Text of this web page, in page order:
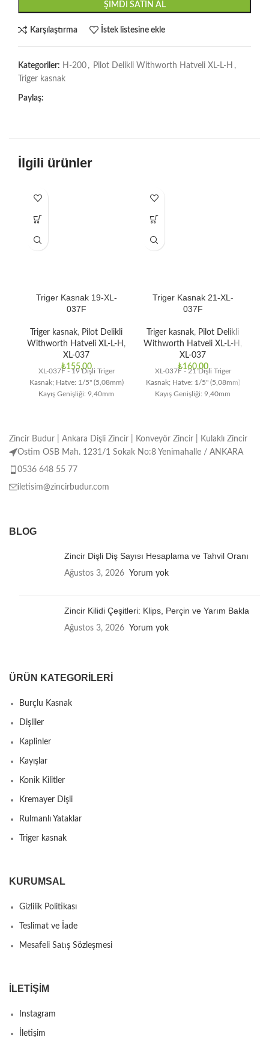
ŞIMDI SATIN AL
Karşılaştırma İstek listesine ekle
Kategoriler: H-200 , Pilot Delikli Withworth Hatveli XL-L-H ,
Triger kasnak
Paylaş:
İlgili ürünler
Triger Kasnak 19-XL-
037F
Triger kasnak, Pilot Delikli
Withworth Hatveli XL-L-H ,
XL-037
₺155,00
XL-037F - 19 Dişli Triger
Kasnak; Hatve: 1/5" (5,08mm)
Kayış Genişliği: 9,40mm
Triger Kasnak 21-XL-
037F
Triger kasnak, Pilot Delikli
Withworth Hatveli XL-L-H ,
XL-037
₺160,00
XL-037F - 21 Dişli Triger
Kasnak; Hatve: 1/5" (5,08mm)
Kayış Genişliği: 9,40mm
Zincir Budur | Ankara Dişli Zincir | Konveyör Zincir | Kulaklı Zincir
Ostim OSB Mah. 1231/1 Sokak No:8 Yenimahalle / ANKARA
0536 648 55 77
iletisim@zincirbudur.com
BLOG
Zincir Dişli Diş Sayısı Hesaplama ve Tahvil Oranı
Ağustos 3, 2026 Yorum yok
Zincir Kilidi Çeşitleri: Klips, Perçin ve Yarım Bakla
Ağustos 3, 2026 Yorum yok
ÜRÜN KATEGORILERI
Burçlu Kasnak
Dişliler
Kaplinler
Kayışlar
Konik Kilitler
Kremayer Dişli
Rulmanlı Yataklar
Triger kasnak
KURUMSAL
Gizlilik Politikası
Teslimat ve İade
Mesafeli Satış Sözleşmesi
İLETIŞIM
Instagram
İletişim